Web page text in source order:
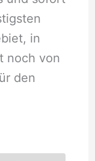
in
noch von
den